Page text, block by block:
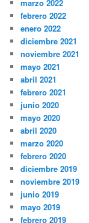
marzo 2022
febrero 2022
enero 2022
diciembre 2021
noviembre 2021
mayo 2021
abril 2021
febrero 2021
junio 2020
mayo 2020
abril 2020
marzo 2020
febrero 2020
diciembre 2019
noviembre 2019
junio 2019
mayo 2019
febrero 2019